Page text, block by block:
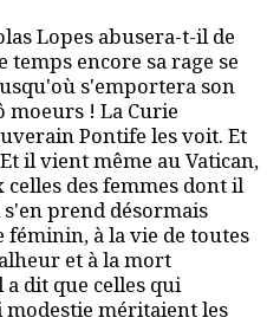
Lopes abusera-t-il de
temps encore sa rage se
s'emportera son
moeurs ! La Curie
Pontife les voit. Et
il vient même au Vatican,
celles des femmes dont il
prend désormais
à la vie de toutes
et à la mort
dit que celles qui
méritaient les